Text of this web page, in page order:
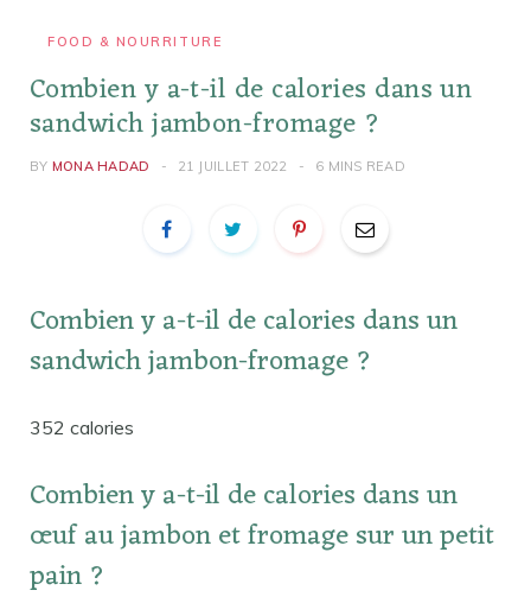
FOOD & NOURRITURE
Combien y a-t-il de calories dans un
sandwich jambon-fromage ?
BY MONA HADAD 21 JUILLET 2022 6 MINS READ
Combien y a-t-il de calories dans un
sandwich jambon-fromage ?
352 calories
Combien y a-t-il de calories dans un
œuf au jambon et fromage sur un petit
pain ?